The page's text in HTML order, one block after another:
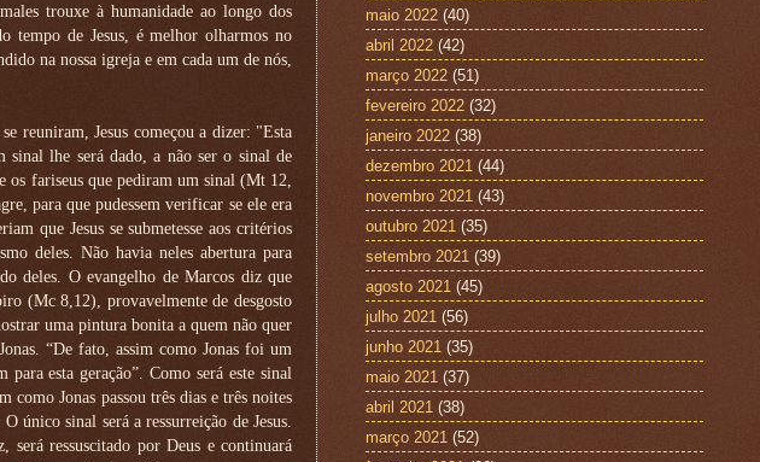
trouxe à humanidade ao longo dos
tempo de Jesus, é melhor olharmos no
na nossa igreja e em cada um de nós,
reuniram, Jesus começou a dizer: "Esta
sinal lhe será dado, a não ser o sinal de
os fariseus que pediram um sinal (Mt 12,
para que pudessem verificar se ele era
que Jesus se submetesse aos critérios
deles. Não havia neles abertura para
deles. O evangelho de Marcos diz que
(Mc 8,12), provavelmente de desgosto
uma pintura bonita a quem não quer
“De fato, assim como Jonas foi um
esta geração”. Como será este sinal
como Jonas passou três dias e três noites
único sinal será a ressurreição de Jesus.
será ressuscitado por Deus e continuará
maio 2022 (40)
abril 2022 (42)
março 2022 (51)
fevereiro 2022 (32)
janeiro 2022 (38)
dezembro 2021 (44)
novembro 2021 (43)
outubro 2021 (35)
setembro 2021 (39)
agosto 2021 (45)
julho 2021 (56)
junho 2021 (35)
maio 2021 (37)
abril 2021 (38)
março 2021 (52)